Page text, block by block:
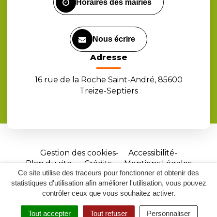
Ce site utilise des traceurs pour fonctionner et obtenir des
statistiques d'utilisation afin améliorer l'utilisation, vous pouvez
contrôler ceux que vous souhaitez activer.
Tout accepter Tout refuser Personnaliser
Horaires des mairies
Nous écrire
Adresse
16 rue de la Roche Saint-André, 85600
Treize-Septiers
Gestion des cookies
Accessibilité
Plan du site
Crédits
Mentions Légales
Site
réalisé
par
Inovagora